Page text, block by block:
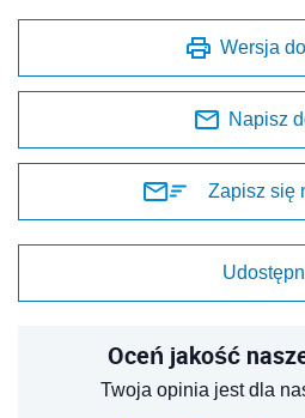
Wersja
Napisz
Zapisz się
Oceń jakość
Twoja opinia jest dla